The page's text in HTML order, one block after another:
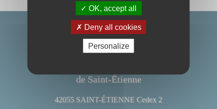
de Saint-Étienne
42055 SAINT-ÉTIENNE Cedex 2
OK, accept all
Deny all cookies
Personalize